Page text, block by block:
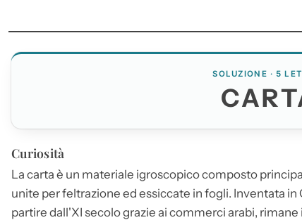
SOLUZIONE · 5
Curiosità
La carta è un materiale igroscopico composto
unite per feltrazione ed essiccate in fogli. Inventata in
partire dall'XI secolo grazie ai commerci arabi,